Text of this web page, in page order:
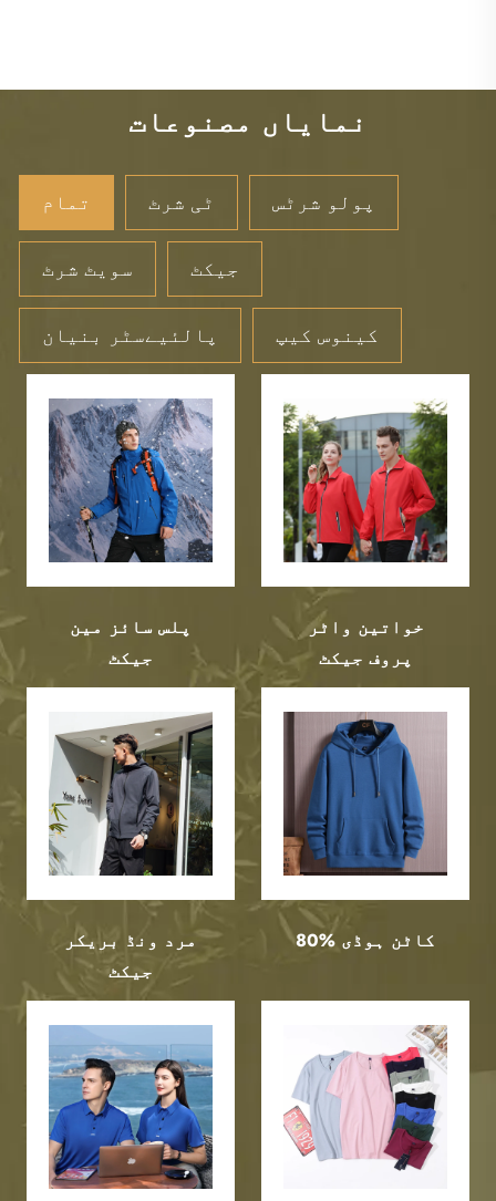
نمایاں مصنوعات
تمام ٹی شرٹ پولو شرٹس
سویٹ شرٹ جیکٹ
پالئیےسٹر بنیان کینوس کیپ
پلس سائز مین
جیکٹ
خواتین واٹر
پروف جیکٹ
مرد ونڈ بریکر
جیکٹ
80% کاٹن ہوڈی